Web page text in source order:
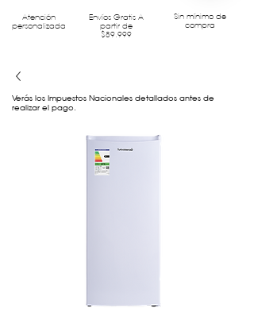
Atención
personalizada
Envíos Gratis A
partir de
$89.999
Sin mínimo de
compra
Verás los Impuestos Nacionales detallados antes de
realizar el pago.